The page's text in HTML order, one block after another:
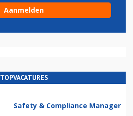
TOPVACATURES
Safety & Compliance Manager